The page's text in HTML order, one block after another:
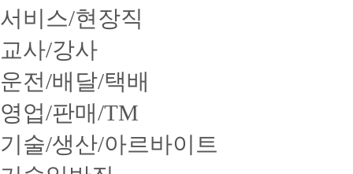
서비스/현장직
교사/강사
운전/배달/택배
영업/판매/TM
기술/생산/아르바이트